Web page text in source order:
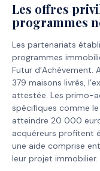
Les offres
programmes
Les partenariats
programmes
Futur
379 maisons livrés,
attestée. Les primo-
spécifiques comme
atteindre 20 000
acquéreurs profitent
une aide comprise
leur projet immobilier.